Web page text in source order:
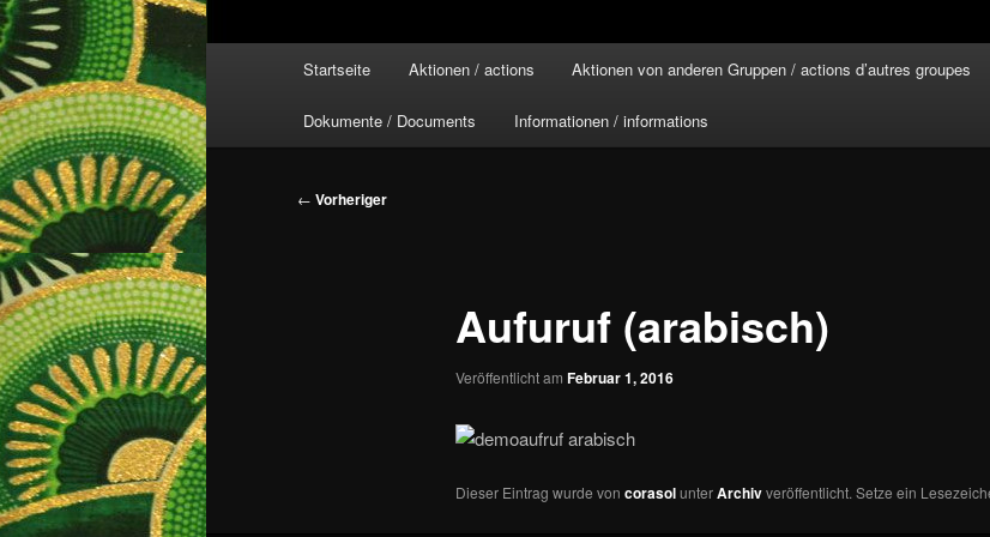
Startseite Aktionen / actions Aktionen von anderen Gruppen / actions d’autres groupes
Dokumente / Documents Informationen / informations
Beitragsnavigation
← Vorheriger
Aufuruf (arabisch)
Veröffentlicht am Februar 1, 2016
Dieser Eintrag wurde von corasolunterArchivveröffentlicht. Setze ein